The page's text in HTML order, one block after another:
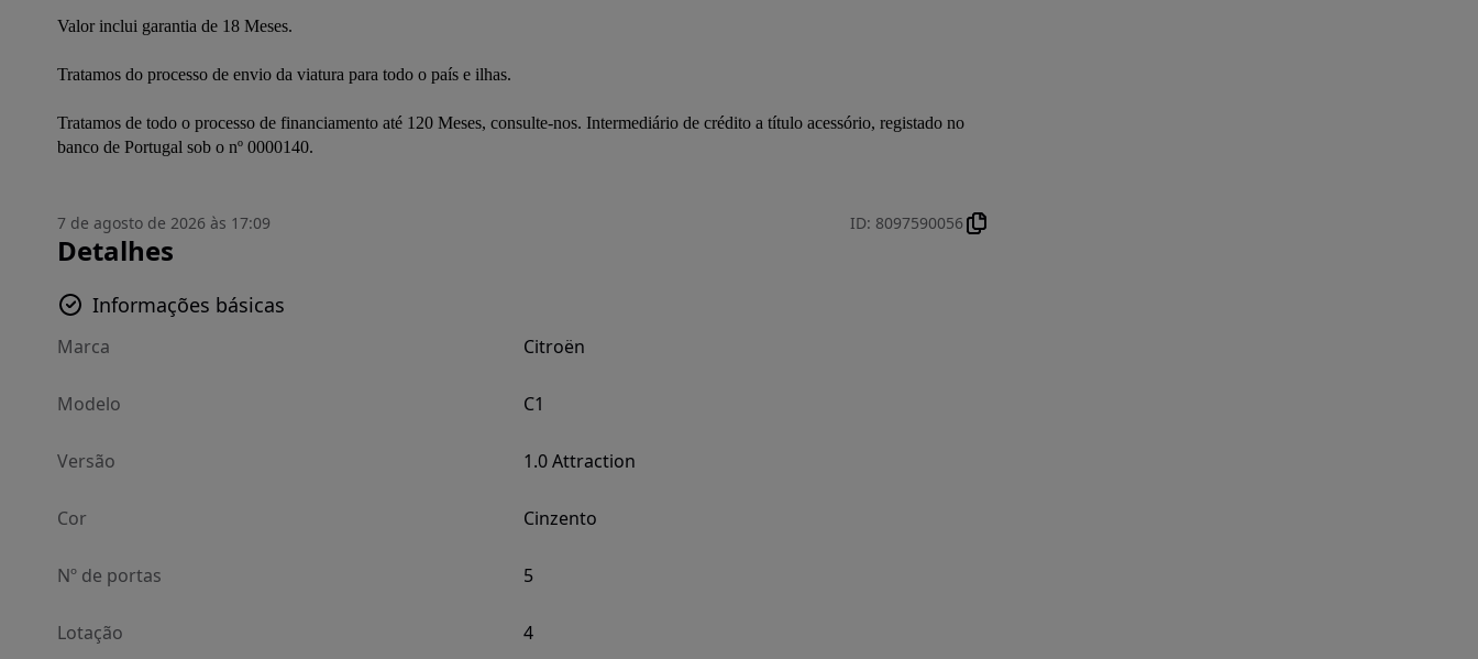
Valor inclui garantia de 18 Meses.
Tratamos do processo de envio da viatura para todo o país e ilhas.
Tratamos de todo o processo de financiamento até 120 Meses, consulte-nos. Intermediário de crédito a título acessório, registado no
banco de Portugal sob o nº 0000140.
7 de agosto de 2026 às 17:09 ID: 8097590056
Detalhes
Informações básicas
Marca Citroën
Modelo C1
Versão 1.0 Attraction
Cor Cinzento
Nº de portas 5
Lotação 4